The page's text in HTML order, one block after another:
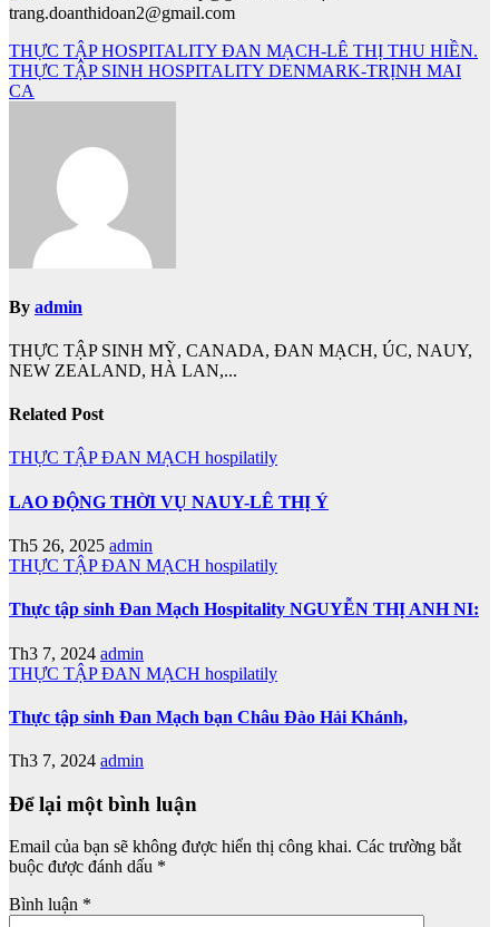
trang.doanthidoan2@gmail.com
Điều
hướng
THỰC TẬP HOSPITALITY ĐAN MẠCH-LÊ THỊ THU HIỀN.
THỰC TẬP SINH HOSPITALITY DENMARK-TRỊNH MAI
CA
By admin
THỰC TẬP SINH MỸ, CANADA, ĐAN MẠCH, ÚC, NAUY,
NEW ZEALAND, HÀ LAN,...
Related Post
THỰC TẬP ĐAN MẠCH hospilatily
LAO ĐỘNG THỜI VỤ NAUY-LÊ THỊ Ý
Th5 26, 2025 admin
THỰC TẬP ĐAN MẠCH hospilatily
Thực tập sinh Đan Mạch Hospitality NGUYỄN THỊ ANH NI:
Th3 7, 2024 admin
THỰC TẬP ĐAN MẠCH hospilatily
Thực tập sinh Đan Mạch bạn Châu Đào Hải Khánh,
Th3 7, 2024 admin
Để lại một bình luận
Email của bạn sẽ không được hiển thị công khai. Các trường bắt
buộc được đánh dấu *
Bình luận *